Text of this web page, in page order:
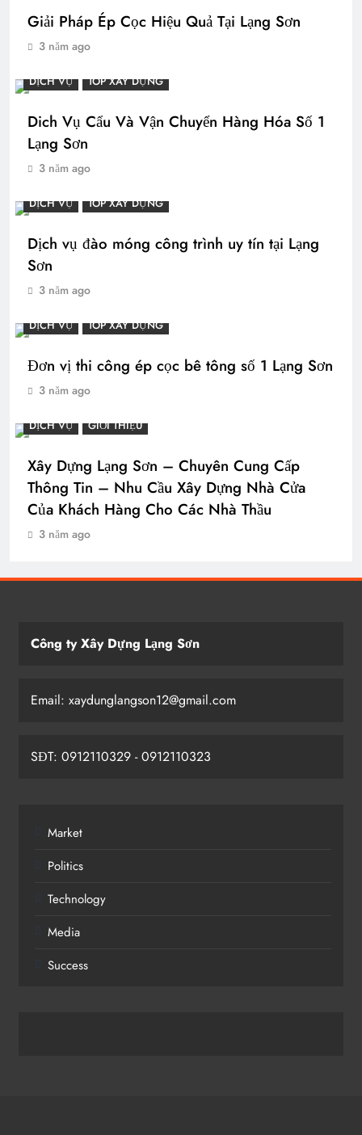
Giải Pháp Ép Cọc Hiệu Quả Tại Lạng Sơn
3 năm ago
DỊCH VỤ TOP XÂY DỰNG
Dich Vụ Cẩu Và Vận Chuyển Hàng Hóa Số 1
Lạng Sơn
3 năm ago
DỊCH VỤ TOP XÂY DỰNG
Dịch vụ đào móng công trình uy tín tại Lạng
Sơn
3 năm ago
DỊCH VỤ TOP XÂY DỰNG
Đơn vị thi công ép cọc bê tông số 1 Lạng Sơn
3 năm ago
DỊCH VỤ GIỚI THIỆU
Xây Dựng Lạng Sơn – Chuyên Cung Cấp
Thông Tin – Nhu Cầu Xây Dựng Nhà Cửa
Của Khách Hàng Cho Các Nhà Thầu
3 năm ago
Công ty Xây Dựng Lạng Sơn
Email: xaydunglangson12@gmail.com
SĐT: 0912110329 - 0912110323
Market
Politics
Technology
Media
Success